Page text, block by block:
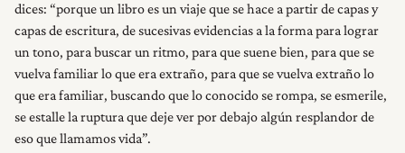
dices: “porque un libro es un viaje que se hace a partir de capas y
capas de escritura, de sucesivas evidencias a la forma para lograr
un tono, para buscar un ritmo, para que suene bien, para que se
vuelva familiar lo que era extraño, para que se vuelva extraño lo
que era familiar, buscando que lo conocido se rompa, se esmerile,
se estalle la ruptura que deje ver por debajo algún resplandor de
eso que llamamos vida”.